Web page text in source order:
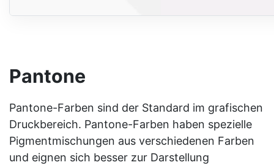
Pantone
Pantone-Farben sind der Standard im grafischen
Druckbereich. Pantone-Farben haben spezielle
Pigmentmischungen aus verschiedenen Farben
und eignen sich besser zur Darstellung